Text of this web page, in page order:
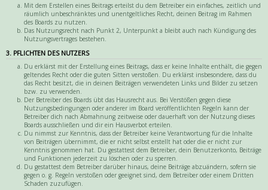
Mit dem Erstellen eines Beitrags erteilst du dem Betreiber ein einfaches, zeitlich und
räumlich unbeschränktes und unentgeltliches Recht, deinen Beitrag im Rahmen
des Boards zu nutzen.
Das Nutzungsrecht nach Punkt 2, Unterpunkt a bleibt auch nach Kündigung des
Nutzungsvertrages bestehen.
3. PFLICHTEN DES NUTZERS
Du erklärst mit der Erstellung eines Beitrags, dass er keine Inhalte enthält, die gegen
geltendes Recht oder die guten Sitten verstoßen. Du erklärst insbesondere, dass du
das Recht besitzt, die in deinen Beiträgen verwendeten Links und Bilder zu setzen
bzw. zu verwenden.
Der Betreiber des Boards übt das Hausrecht aus. Bei Verstößen gegen diese
Nutzungsbedingungen oder anderer im Board veröffentlichten Regeln kann der
Betreiber dich nach Abmahnung zeitweise oder dauerhaft von der Nutzung dieses
Boards ausschließen und dir ein Hausverbot erteilen.
Du nimmst zur Kenntnis, dass der Betreiber keine Verantwortung für die Inhalte
von Beiträgen übernimmt, die er nicht selbst erstellt hat oder die er nicht zur
Kenntnis genommen hat. Du gestattest dem Betreiber, dein Benutzerkonto, Beiträge
und Funktionen jederzeit zu löschen oder zu sperren.
Du gestattest dem Betreiber darüber hinaus, deine Beiträge abzuändern, sofern sie
gegen o. g. Regeln verstoßen oder geeignet sind, dem Betreiber oder einem Dritten
Schaden zuzufügen.